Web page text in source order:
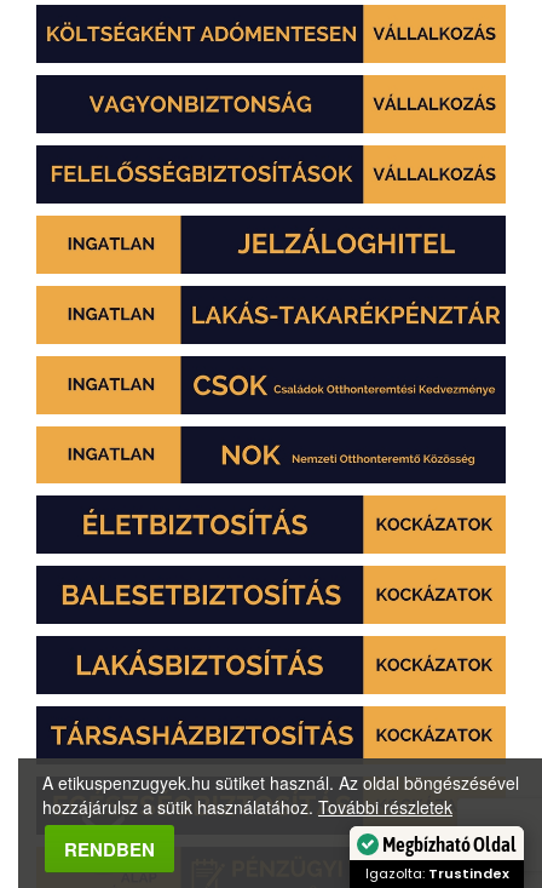
A etikuspenzugyek.hu sütiket használ. Az oldal böngészésével
hozzájárulsz a sütik használatához. További részletek
RENDBEN Megbízható Oldal
Igazolta: Trustindex